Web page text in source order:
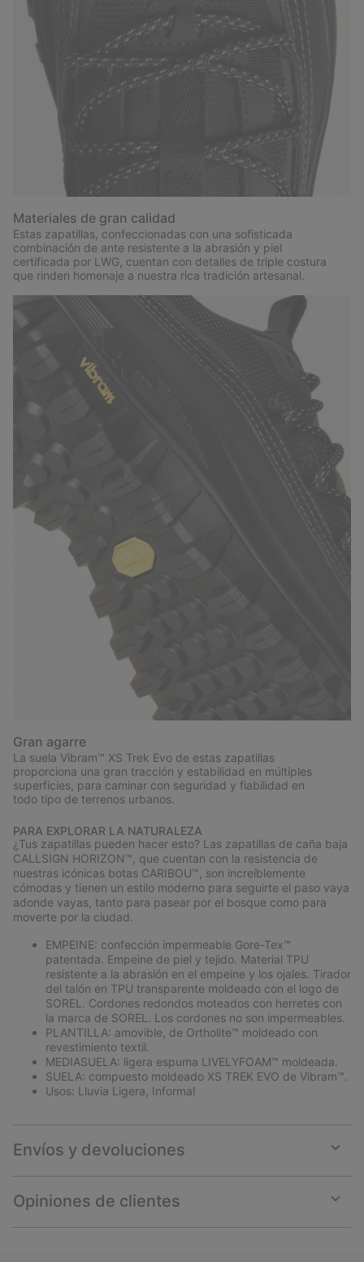
Materiales de gran calidad
Estas zapatillas, confeccionadas con una sofisticada
combinación de ante resistente a la abrasión y piel
certificada por LWG, cuentan con detalles de triple costura
que rinden homenaje a nuestra rica tradición artesanal.
Gran agarre
La suela Vibram™ XS Trek Evo de estas zapatillas
proporciona una gran tracción y estabilidad en múltiples
superficies, para caminar con seguridad y fiabilidad en
todo tipo de terrenos urbanos.
PARA EXPLORAR LA NATURALEZA
¿Tus zapatillas pueden hacer esto? Las zapatillas de caña baja
CALLSIGN HORIZON™, que cuentan con la resistencia de
nuestras icónicas botas CARIBOU™, son increíblemente
cómodas y tienen un estilo moderno para seguirte el paso vaya
adonde vayas, tanto para pasear por el bosque como para
moverte por la ciudad.
EMPEINE: confección impermeable Gore-Tex™
patentada. Empeine de piel y tejido. Material TPU
resistente a la abrasión en el empeine y los ojales. Tirador
del talón en TPU transparente moldeado con el logo de
SOREL. Cordones redondos moteados con herretes con
la marca de SOREL. Los cordones no son impermeables.
PLANTILLA: amovible, de Ortholite™ moldeado con
revestimiento textil.
MEDIASUELA: ligera espuma LIVELYFOAM™ moldeada.
SUELA: compuesto moldeado XS TREK EVO de Vibram™.
Usos: Lluvia Ligera, Informal
Envíos y devoluciones
or
Opiniones de clientes
or